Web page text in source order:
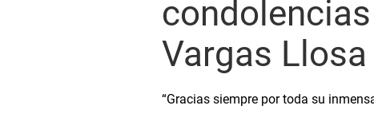
Vargas Llosa
“Gracias siempre por toda su